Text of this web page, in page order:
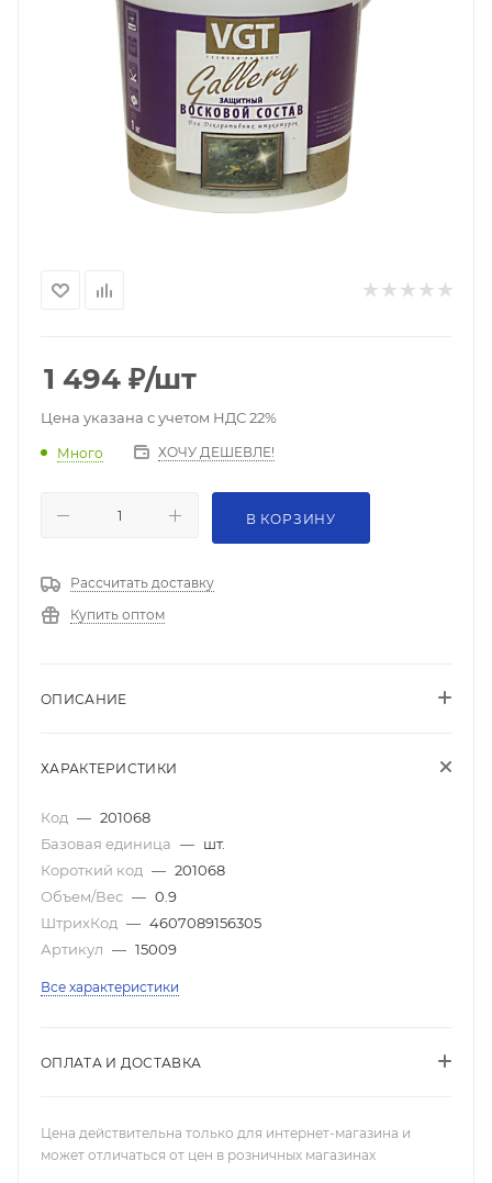
1 494 ₽/шт
Цена указана с учетом НДС 22%
Много ХОЧУ ДЕШЕВЛЕ!
В КОРЗИНУ
Рассчитать доставку
Купить оптом
ОПИСАНИЕ
ХАРАКТЕРИСТИКИ
Код — 201068
Базовая единица — шт.
Короткий код — 201068
Объем/Вес — 0.9
ШтрихКод — 4607089156305
Артикул — 15009
Все характеристики
ОПЛАТА И ДОСТАВКА
Цена действительна только для интернет-магазина и
может отличаться от цен в розничных магазинах